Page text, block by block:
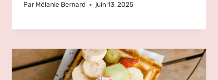
Par Mélanie Bernard juin 13, 2025